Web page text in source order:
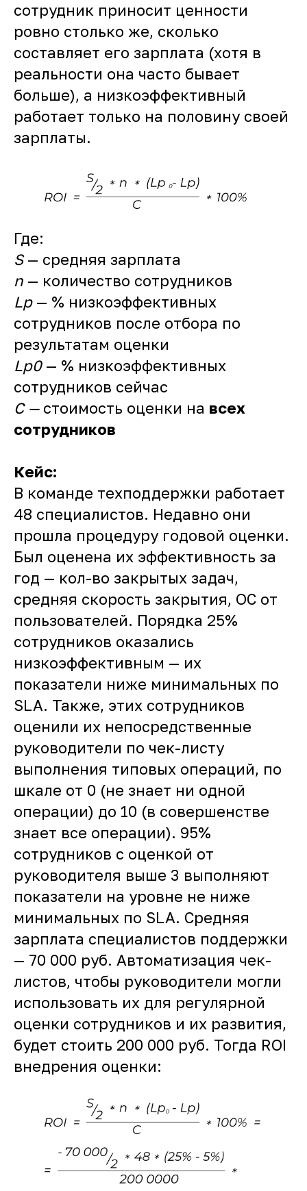
сотрудник приносит ценности
ровно столько же, сколько
составляет его зарплата (хотя в
реальности она часто бывает
больше), а низкоэффективный
работает только на половину своей
зарплаты.
Где:
S— средняя зарплата
n — количество сотрудников
Lp— % низкоэффективных
сотрудников после отбора по
результатам оценки
Lp0— % низкоэффективных
сотрудников сейчас
C —стоимость оценки на всех
сотрудников
Кейс:
В команде техподдержки работает
48 специалистов. Недавно они
прошла процедуру годовой оценки.
Был оценена их эффективность за
год — кол-во закрытых задач,
средняя скорость закрытия, ОС от
пользователей. Порядка 25%
сотрудников оказались
низкоэффективным — их
показатели ниже минимальных по
SLA. Также, этих сотрудников
оценили их непосредственные
руководители по чек-листу
выполнения типовых операций, по
шкале от 0 (не знает ни одной
операции) до 10 (в совершенстве
знает все операции). 95%
сотрудников с оценкой от
руководителя выше 3 выполняют
показатели на уровне не ниже
минимальных по SLA. Средняя
зарплата специалистов поддержки
— 70 000 руб. Автоматизация чек-
листов, чтобы руководители могли
использовать их для регулярной
оценки сотрудников и их развития,
будет стоить 200 000 руб. Тогда ROI
внедрения оценки: